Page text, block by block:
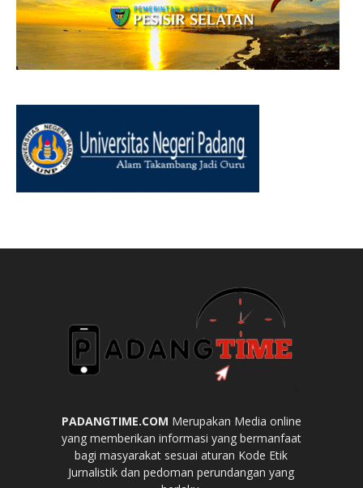
PADANGTIME.COM Merupakan Media online
yang memberikan informasi yang bermanfaat
bagi masyarakat sesuai aturan Kode Etik
Jurnalistik dan pedoman perundangan yang